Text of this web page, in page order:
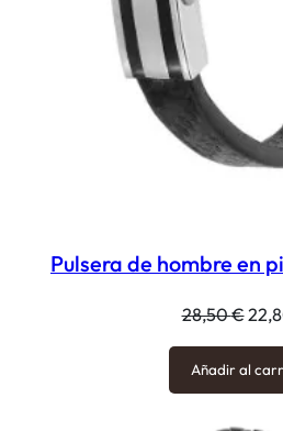
Pulsera de hombre en
28,50€El
era:
Añadir al